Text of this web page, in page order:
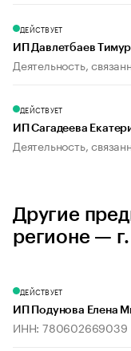
ДЕЙСТВУЕТ
ИП Давлетбаев
Деятельность,
ДЕЙСТВУЕТ
ИП Сагадеева
Деятельность,
Другие
регионе —
ДЕЙСТВУЕТ
ИП Подунова Елена
ИНН: 780602669039